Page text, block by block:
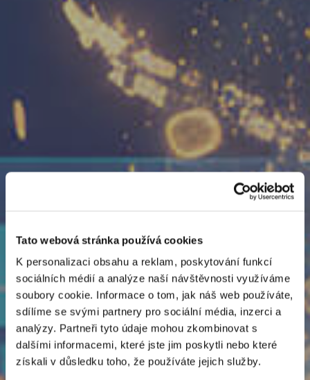
Tato webová stránka používá cookies
K personalizaci obsahu a reklam, poskytování funkcí
sociálních médií a analýze naší návštěvnosti využíváme
soubory cookie. Informace o tom, jak náš web používáte,
sdílíme se svými partnery pro sociální média, inzerci a
analýzy. Partneři tyto údaje mohou zkombinovat s
dalšími informacemi, které jste jim poskytli nebo které
získali v důsledku toho, že používáte jejich služby.